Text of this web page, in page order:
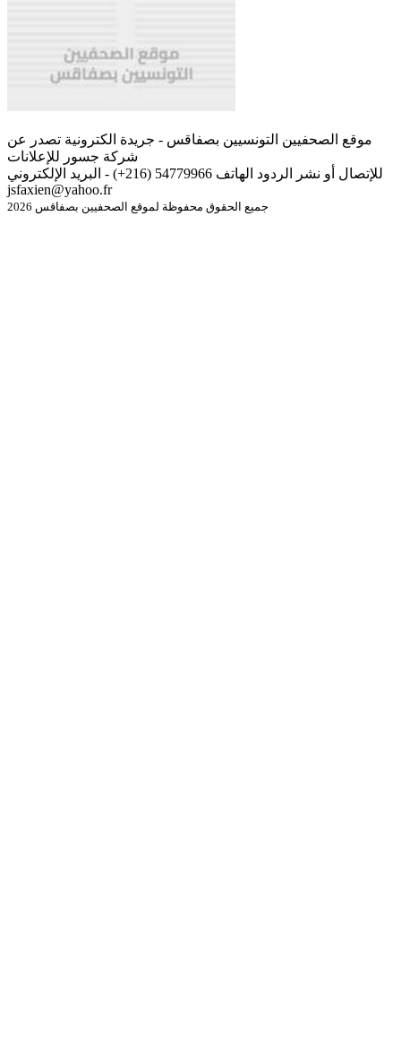
موقع الصحفيين التونسيين بصفاقس - جريدة الكترونية تصدر عن
شركة جسور للإعلانات
للإتصال أو نشر الردود الهاتف 54779966 (216+) - البريد الإلكتروني
jsfaxien@yahoo.fr
جميع الحقوق محفوظة لموقع الصحفيين بصفاقس 2026